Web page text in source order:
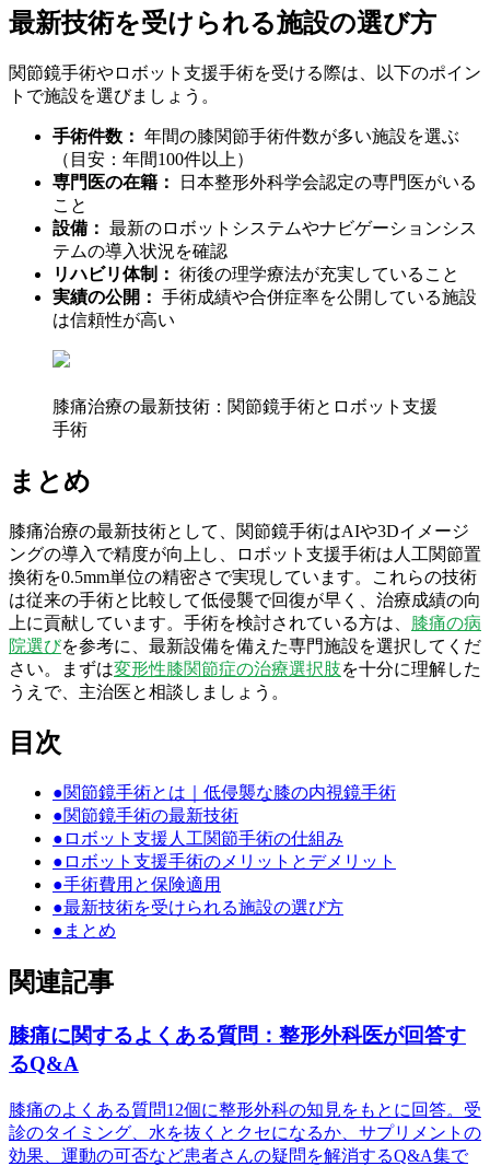
最新技術を受けられる施設の選び方
関節鏡手術やロボット支援手術を受ける際は、以下のポイン
トで施設を選びましょう。
手術件数： 年間の膝関節手術件数が多い施設を選ぶ
（目安：年間100件以上）
専門医の在籍：
日本整形外科学会認定の専門医がいる
こと
設備： 最新のロボットシステムやナビゲーションシス
テムの導入状況を確認
リハビリ体制： 術後の理学療法が充実していること
実績の公開： 手術成績や合併症率を公開している施設
は信頼性が高い
膝痛治療の最新技術：関節鏡手術とロボット支援
手術
まとめ
膝痛治療の最新技術として、関節鏡手術はAIや3Dイメージ
ングの導入で精度が向上し、ロボット支援手術は人工関節置
換術を0.5mm単位の精密さで実現しています。これらの技術
は従来の手術と比較して低侵襲で回復が早く、治療成績の向
上に貢献しています。手術を検討されている方は、 膝痛の病
院選びを参考に、最新設備を備えた専門施設を選択してくだ
さい。まずは変形性膝関節症の治療選択肢を十分に理解した
うえで、主治医と相談しましょう。
目次
●関節鏡手術とは｜低侵襲な膝の内視鏡手術
●関節鏡手術の最新技術
● ロボット支援人工関節手術の仕組み
● ロボット支援手術のメリットとデメリット
●手術費用と保険適用
●最新技術を受けられる施設の選び方
● まとめ
関連記事
膝痛に関するよくある質問：整形外科医が回答す
るQ&A
膝痛のよくある質問12個に整形外科の知見をもとに回答。受
診のタイミング、水を抜くとクセになるか、サプリメントの
効果、運動の可否など患者さんの疑問を解消するQ&A集で